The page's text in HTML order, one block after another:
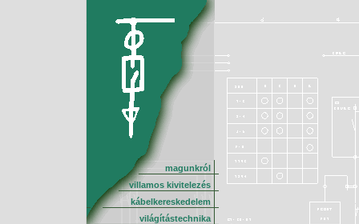
magunkról
villamos kivitelezés
kábelkereskedelem
világítástechnika